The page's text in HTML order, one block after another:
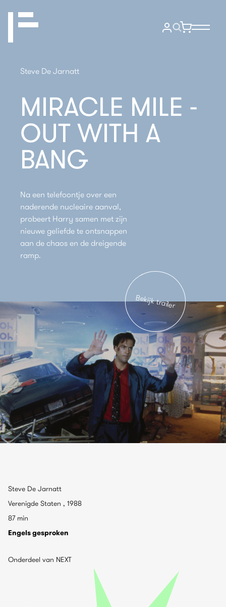
Steve De Jarnatt
MIRACLE MILE -
OUT WITH A
BANG
Na een telefoontje over een
naderende nucleaire aanval,
probeert Harry samen met zijn
nieuwe geliefde te ontsnappen
aan de chaos en de dreigende
ramp.
Bekijk trailer
Steve De Jarnatt
Verenigde Staten , 1988
87 min
Engels gesproken
Onderdeel van NEXT